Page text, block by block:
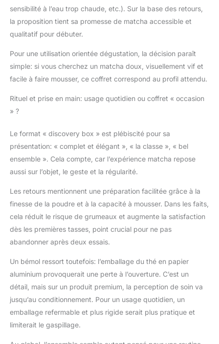
Naessens, une boîte de
30g de thé Matcha bio
une brochure
explicative.
LE THÉ
MATCHA IRO
PREMIUM
CEREMONIAL GRADE:
exclusivement avec les
plus belles feuilles de la
première récolte de
printemps dans le
respect de la méthode
traditionnelle japonaise.
Notre meilleur thé
Matcha, sans aucun
compromis sur la
qualité. 100% bio et
100% naturel.
PLAISIR : offrez ce
magnifique coffret
occasion : Noël, Saint-
Valentin, fêtes des
mères, fête des pères,
vous l’offrant et entrez
sensibilité à l’eau trop chaude, etc.). Sur la base des retours,
la proposition tient sa promesse de matcha accessible et
qualitatif pour débuter.
Pour une utilisation orientée dégustation, la décision paraît
simple: si vous cherchez un matcha doux, visuellement vif et
facile à faire mousser, ce coffret correspond au profil attendu.
Rituel et prise en main: usage quotidien ou coffret « occasion
» ?
Le format « discovery box » est plébiscité pour sa
présentation: « complet et élégant », « la classe », « bel
ensemble ». Cela compte, car l’expérience matcha repose
aussi sur l’objet, le geste et la régularité.
Les retours mentionnent une préparation facilitée grâce à la
finesse de la poudre et à la capacité à mousser. Dans les faits,
cela réduit le risque de grumeaux et augmente la satisfaction
dès les premières tasses, point crucial pour ne pas
abandonner après deux essais.
Un bémol ressort toutefois: l’emballage du thé en papier
aluminium provoquerait une perte à l’ouverture. C’est un
détail, mais sur un produit premium, la perception de soin va
jusqu’au conditionnement. Pour un usage quotidien, un
emballage refermable et plus rigide serait plus pratique et
limiterait le gaspillage.